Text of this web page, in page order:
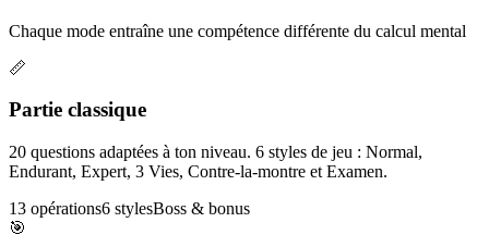
Chaque mode entraîne une compétence différente du calcul mental
📏
Partie classique
20 questions adaptées à ton niveau. 6 styles de jeu : Normal,
Endurant, Expert, 3 Vies, Contre-la-montre et Examen.
13 opérations6 stylesBoss & bonus
🎯